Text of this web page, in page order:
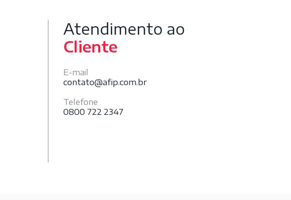
Atendimento ao
Cliente
E-mail
contato@afip.com.br
Telefone
0800 722 2347